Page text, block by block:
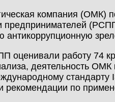
компания (ОМК)
оценивали работу 74
деятельность
рекомендации по